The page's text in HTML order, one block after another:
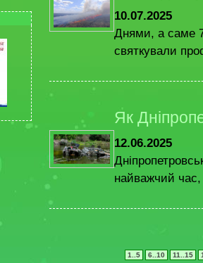
10.07.2025
Днями, а саме 7
святкували
Як
12.06.2025
найважчий час,
1..5 6..10 11..15